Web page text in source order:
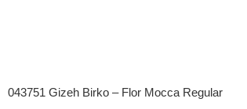
043751 Gizeh Birko – Flor Mocca Regular